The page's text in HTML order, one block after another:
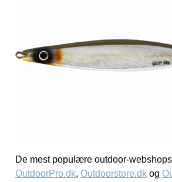
De mest populære outdoor-
OutdoorPro.dk, Outdoorstore.dk og